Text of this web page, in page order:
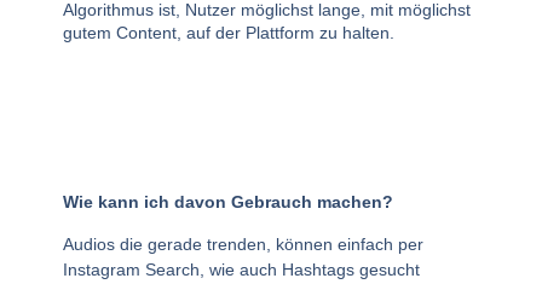
Algorithmus ist, Nutzer möglichst lange, mit möglichst
gutem Content, auf der Plattform zu halten.
Wie kann ich davon Gebrauch machen?
Audios die gerade trenden, können einfach per
Instagram Search, wie auch Hashtags gesucht